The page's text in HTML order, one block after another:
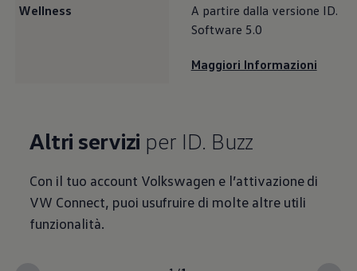
Wellness
A partire dalla versione ID.
Software 5.0
Maggiori Informazioni
Altri servizi per ID. Buzz
Con il tuo account Volkswagen e l’attivazione di
VW Connect, puoi usufruire di molte altre utili
funzionalità.